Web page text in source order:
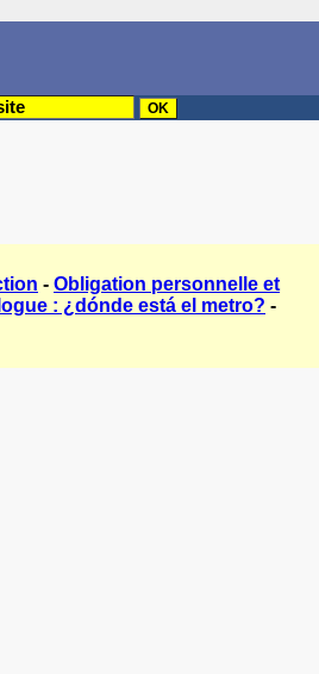
- Obligation personnelle et
: ¿dónde está el metro? -